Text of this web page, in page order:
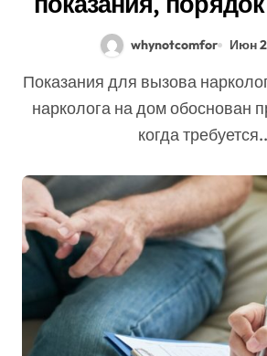
медицинской
whynotcomfor Июн
Показания для вызова нарколога на дом Вызов
нарколога на дом обоснован
когда